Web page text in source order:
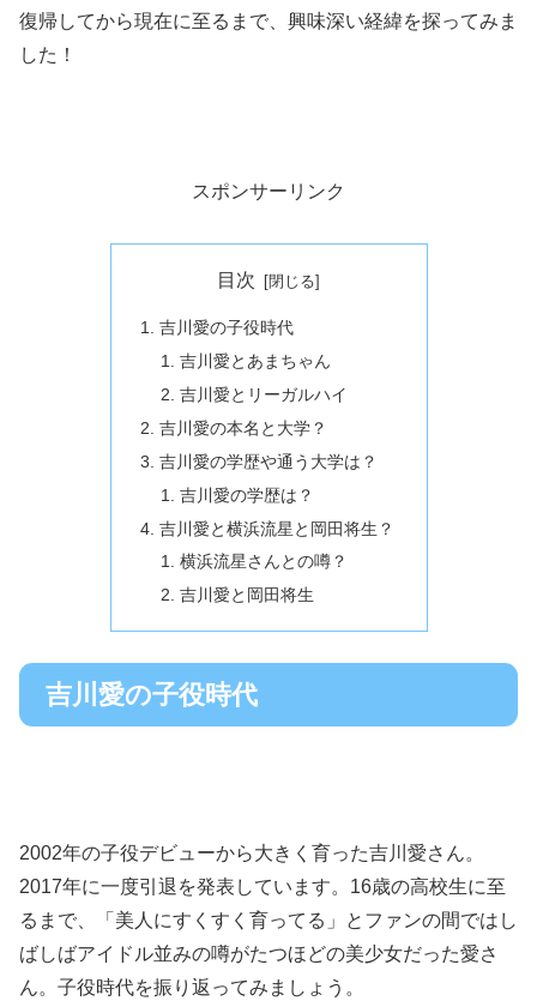
復帰してから現在に至るまで、興味深い経緯を探ってみま
した！
スポンサーリンク
目次
吉川愛の子役時代
吉川愛とあまちゃん
吉川愛とリーガルハイ
吉川愛の本名と大学？
吉川愛の学歴や通う大学は？
吉川愛の学歴は？
吉川愛と横浜流星と岡田将生？
横浜流星さんとの噂？
吉川愛と岡田将生
吉川愛の子役時代
2002年の子役デビューから大きく育った吉川愛さん。
2017年に一度引退を発表しています。16歳の高校生に至
るまで、「美人にすくすく育ってる」とファンの間ではし
ばしばアイドル並みの噂がたつほどの美少女だった愛さ
ん。子役時代を振り返ってみましょう。